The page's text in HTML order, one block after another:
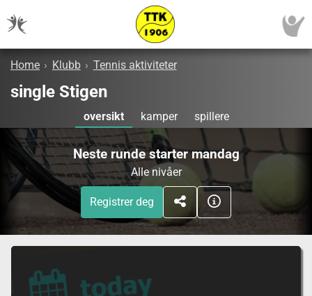
Home › Klubb › Tennis aktiviteter
single Stigen
oversikt kamper spillere
Neste runde starter mandag
Alle nivåer
Registrer deg